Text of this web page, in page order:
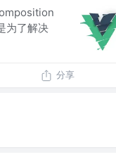
为了解决
分享